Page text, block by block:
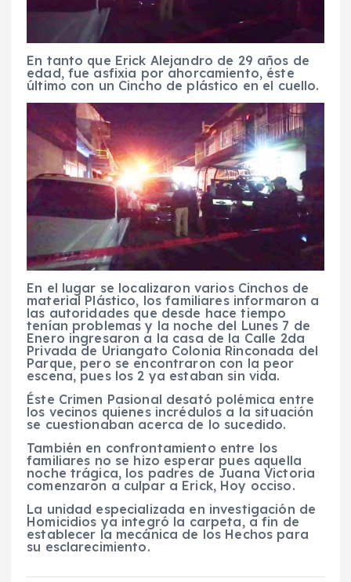
En tanto que Erick Alejandro de 29 años de
edad, fue asfixia por ahorcamiento, éste
último con un Cincho de plástico en el cuello.
En el lugar se localizaron varios Cinchos de
material Plástico, los familiares informaron a
las autoridades que desde hace tiempo
tenían problemas y la noche del Lunes 7 de
Enero ingresaron a la casa de la Calle 2da
Privada de Uriangato Colonia Rinconada del
Parque, pero se encontraron con la peor
escena, pues los 2 ya estaban sin vida.
Éste Crimen Pasional desató polémica entre
los vecinos quienes incrédulos a la situación
se cuestionaban acerca de lo sucedido.
También en confrontamiento entre los
familiares no se hizo esperar pues aquella
noche trágica, los padres de Juana Victoria
comenzaron a culpar a Erick, Hoy occiso.
La unidad especializada en investigación de
Homicidios ya integró la carpeta, a fin de
establecer la mecánica de los Hechos para
su esclarecimiento.